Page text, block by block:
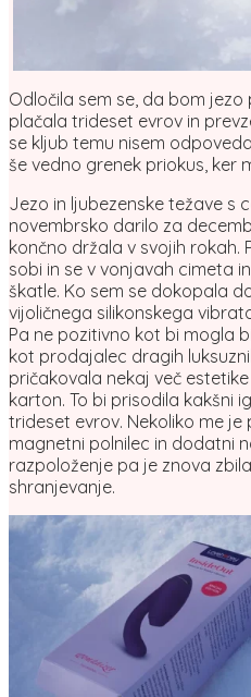
Odločila sem se, da bom
plačala trideset evrov in
se kljub temu nisem
še vedno grenek priokus, ker
Jezo in ljubezenske težave s
novembrsko darilo za
končno držala v svojih rokah.
sobi in se v vonjavah cimeta
škatle. Ko sem se dokopala
vijoličnega silikonskega
Pa ne pozitivno kot bi mogla
kot prodajalec dragih
pričakovala nekaj več
karton. To bi prisodila kakšni
trideset evrov. Nekoliko me
magnetni polnilec in dodatni
razpoloženje pa je znova
shranjevanje.